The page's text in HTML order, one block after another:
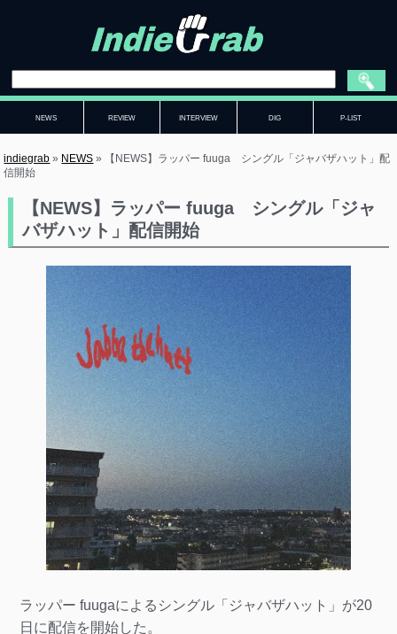
NEWS REVIEW INTERVIEW DIG P-LIST
indiegrab » NEWS »
【NEWS】ラッパー fuuga シングル「ジャバザハット」配
信開始
【NEWS】ラッパー fuuga シングル「ジャ
バザハット」配信開始
ラッパー fuugaによるシングル「ジャバザハット」が20
日に配信を開始した。